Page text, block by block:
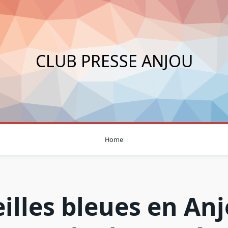
CLUB PRESSE ANJOU
Home
bleues en